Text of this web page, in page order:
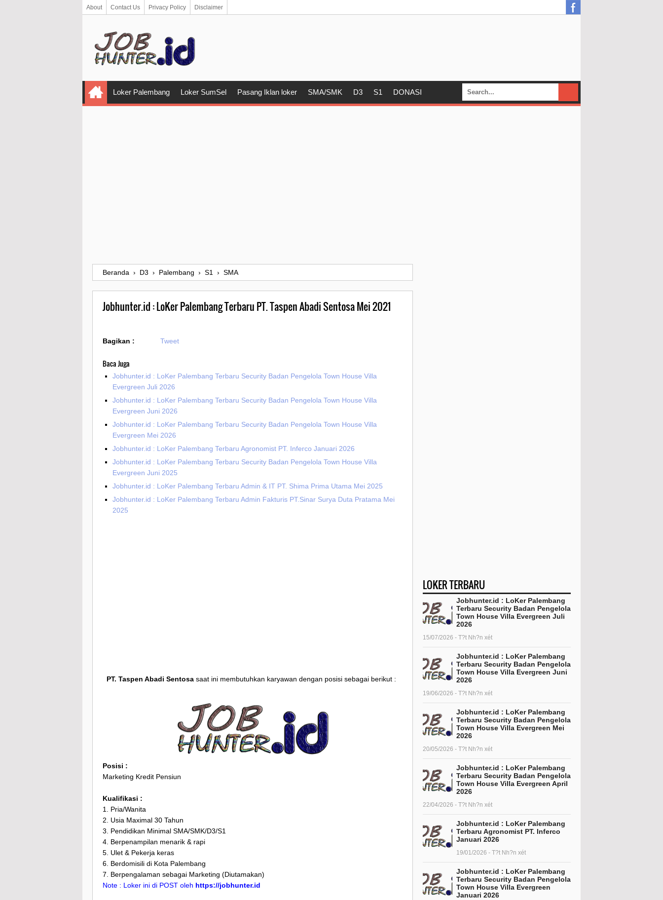
About Contact Us Privacy Policy Disclaimer
Loker Palembang Loker SumSel Pasang Iklan loker SMA/SMK D3 S1 DONASI
Beranda › D3 › Palembang › S1 › SMA
Jobhunter.id : LoKer Palembang Terbaru PT. Taspen Abadi Sentosa Mei 2021
Bagikan : Tweet
Baca Juga
Jobhunter.id : LoKer Palembang Terbaru Security Badan Pengelola Town House Villa
Evergreen Juli 2026
Jobhunter.id : LoKer Palembang Terbaru Security Badan Pengelola Town House Villa
Evergreen Juni 2026
Jobhunter.id : LoKer Palembang Terbaru Security Badan Pengelola Town House Villa
Evergreen Mei 2026
Jobhunter.id : LoKer Palembang Terbaru Agronomist PT. Inferco Januari 2026
Jobhunter.id : LoKer Palembang Terbaru Security Badan Pengelola Town House Villa
Evergreen Juni 2025
Jobhunter.id : LoKer Palembang Terbaru Admin & IT PT. Shima Prima Utama Mei 2025
Jobhunter.id : LoKer Palembang Terbaru Admin Fakturis PT.Sinar Surya Duta Pratama Mei
2025
PT. Taspen Abadi Sentosa saat ini membutuhkan karyawan dengan posisi sebagai berikut :
Posisi :
Marketing Kredit Pensiun
Kualifikasi :
1. Pria/Wanita
2. Usia Maximal 30 Tahun
3. Pendidikan Minimal SMA/SMK/D3/S1
4. Berpenampilan menarik & rapi
5. Ulet & Pekerja keras
6. Berdomisili di Kota Palembang
7. Berpengalaman sebagai Marketing (Diutamakan)
Note : Loker ini di POST oleh https://jobhunter.id
LOKER TERBARU
Jobhunter.id : LoKer Palembang
Terbaru Security Badan Pengelola
Town House Villa Evergreen Juli
2026
15/07/2026 - T?t Nh?n xét
Jobhunter.id : LoKer Palembang
Terbaru Security Badan Pengelola
Town House Villa Evergreen Juni
2026
19/06/2026 - T?t Nh?n xét
Jobhunter.id : LoKer Palembang
Terbaru Security Badan Pengelola
Town House Villa Evergreen Mei
2026
20/05/2026 - T?t Nh?n xét
Jobhunter.id : LoKer Palembang
Terbaru Security Badan Pengelola
Town House Villa Evergreen April
2026
22/04/2026 - T?t Nh?n xét
Jobhunter.id : LoKer Palembang
Terbaru Agronomist PT. Inferco
Januari 2026
19/01/2026 - T?t Nh?n xét
Jobhunter.id : LoKer Palembang
Terbaru Security Badan Pengelola
Town House Villa Evergreen
Januari 2026